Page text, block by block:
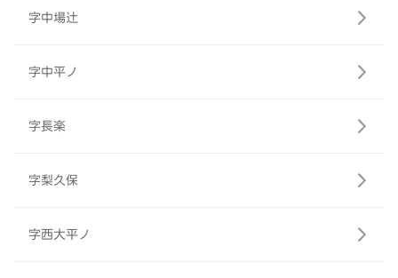
字中場辻
字中平ノ
字長楽
字梨久保
字西大平ノ